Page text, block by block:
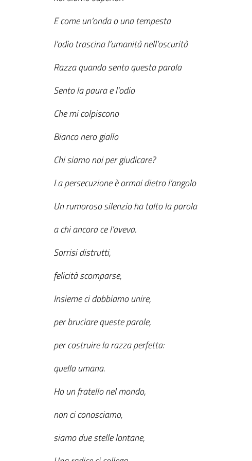
E come un‘onda o una tempesta
l’odio trascina l’umanità nell’oscurità
Razza quando sento questa parola
Sento la paura e l’odio
Che mi colpiscono
Bianco nero giallo
Chi siamo noi per giudicare?
La persecuzione è ormai dietro l’angolo
Un rumoroso silenzio ha tolto la parola
a chi ancora ce l’aveva.
Sorrisi distrutti,
felicità scomparse,
Insieme ci dobbiamo unire,
per bruciare queste parole,
per costruire la razza perfetta:
quella umana.
Ho un fratello nel mondo,
non ci conosciamo,
siamo due stelle lontane,